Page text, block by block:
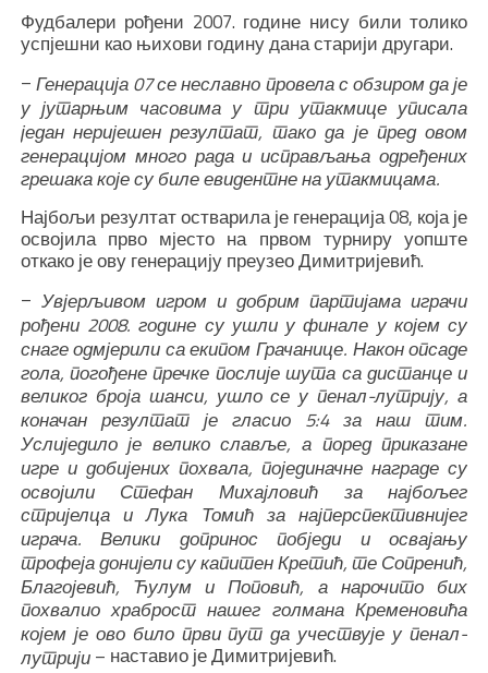
Фудбалери рођени 2007. године нису били толико
успјешни као њихови годину дана старији другари.
–Генерација 07 се неславно провела с обзиром да је
у јутарњим часовима у три утакмице уписала
један неријешен резултат, тако да је пред овом
генерацијом много рада и исправљања одређених
грешака које су биле евидентне на утакмицама.
Најбољи резултат остварила је генерација 08, која је
освојила прво мјесто на првом турниру уопште
откако је ову генерацију преузео Димитријевић.
– Увјерљивом игром и добрим партијама играчи
рођени 2008. године су ушли у финале у којем су
снаге одмјерили са екипом Грачанице. Након опсаде
гола, погођене пречке послије шута са дистанце и
великог броја шанси, ушло се у пенал-лутрију, а
коначан резултат је гласио 5:4 за наш тим.
Услиједило је велико славље, а поред приказане
игре и добијених похвала, појединачне награде су
освојили Стефан Михајловић за најбољег
стријелца и Лука Томић за најперспективнијег
играча. Велики допринос побједи и освајању
трофеја донијели су капитен Кретић, те Сопренић,
Благојевић, Ћулум и Поповић, а нарочито бих
похвалио храброст нашег голмана Кременовића
којем је ово било први пут да учествује у пенал-
лутрији– наставио је Димитријевић.